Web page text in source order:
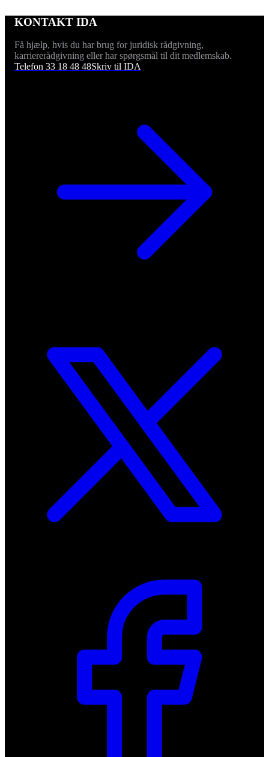
KONTAKT IDA
Få hjælp, hvis du har brug for juridisk rådgivning,
karriererådgivning eller har spørgsmål til dit medlemskab.
Telefon 33 18 48 48Skriv til IDA